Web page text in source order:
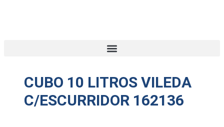
CUBO 10 LITROS VILEDA
C/ESCURRIDOR 162136